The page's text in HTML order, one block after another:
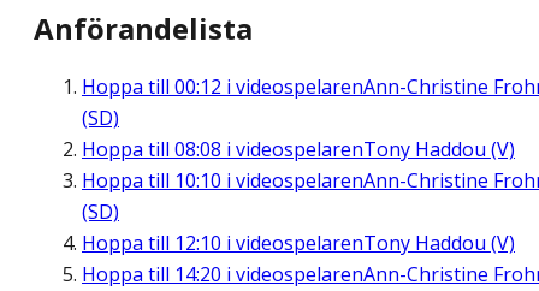
Anförandelista
Hoppa till 00:12 i videospelarenAnn-Christine
(SD)
Hoppa till 08:08 i videospelarenTony Haddou (V)
Hoppa till 10:10 i videospelarenAnn-Christine
(SD)
Hoppa till 12:10 i videospelarenTony Haddou (V)
Hoppa till 14:20 i videospelarenAnn-Christine